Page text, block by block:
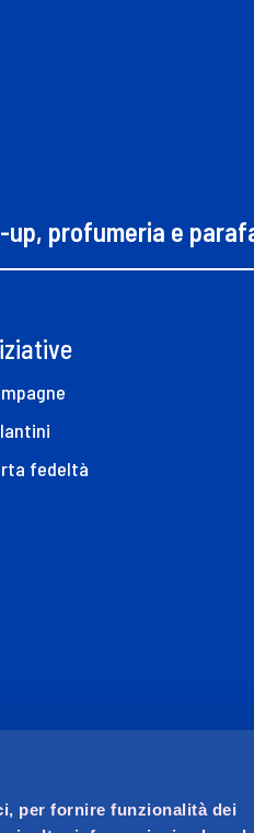
per fornire funzionalità dei
profumeria e
fedeltà